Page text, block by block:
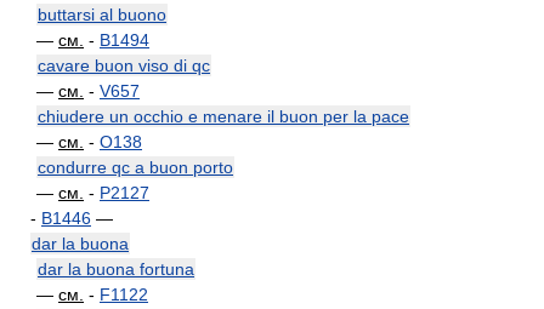
buttarsi al buono
— см. - B1494
cavare buon viso di qc
— см. - V657
chiudere un occhio e menare il buon per la pace
— см. - O138
condurre qc a buon porto
— см. - P2127
- B1446 —
dar la buona
dar la buona fortuna
— см. - F1122